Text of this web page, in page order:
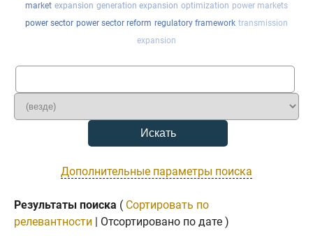
market expansion generation expansion optimization power markets
power sector power sector reform regulatory framework transmission
expansion
Дополнительные параметры поиска
Результаты поиска ( Сортировать по
релевантности | Отсортировано по дате )